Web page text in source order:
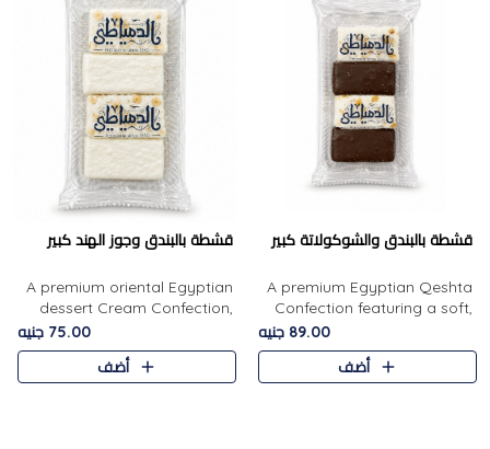
قشطة بالبندق والشوكولاتة كبير
A premium Egyptian Qeshta
Confection featuring a soft,
creamy texture paired with a
rich layer of premium
chocolate and the distinctive
89.00 جنيه
أضف
قشطة بالبندق وجوز الهند كبير
A premium oriental Egyptian
dessert Cream Confection,
featuring a soft, creamy
texture and the distinctive
flavor of roasted hazelnuts.
75.00 جنيه
أضف